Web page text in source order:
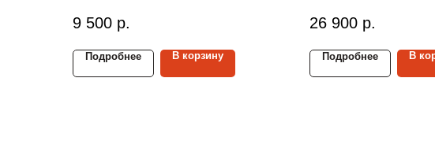
Размер гитары:
Материал верх./ниж. деки:
катальпа
9 500 р.
Подробнее В корзину
Размер гитары:
Материал верх./
деки:массив ель/
26 900 р.
Подробнее В